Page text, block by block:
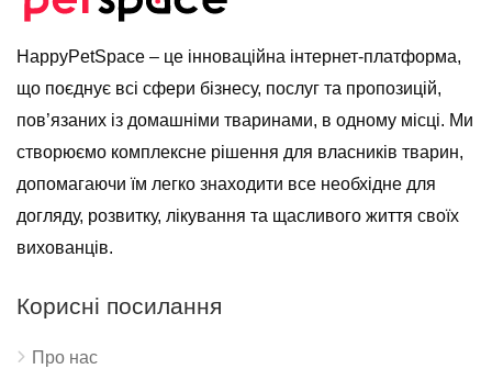
HappyPetSpace – це інноваційна інтернет-платформа,
що поєднує всі сфери бізнесу, послуг та пропозицій,
пов’язаних із домашніми тваринами, в одному місці. Ми
створюємо комплексне рішення для власників тварин,
допомагаючи їм легко знаходити все необхідне для
догляду, розвитку, лікування та щасливого життя своїх
вихованців.
Корисні посилання
Про нас